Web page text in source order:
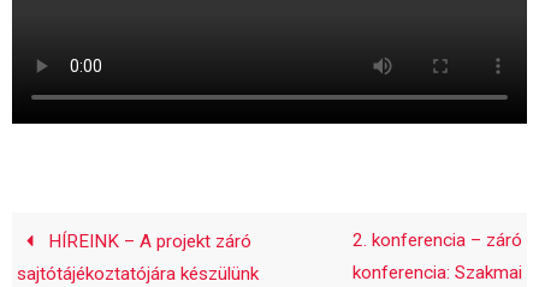
HÍREINK – A projekt záró
sajtótájékoztatójára készülünk
2. konferencia – záró
konferencia: Szakmai